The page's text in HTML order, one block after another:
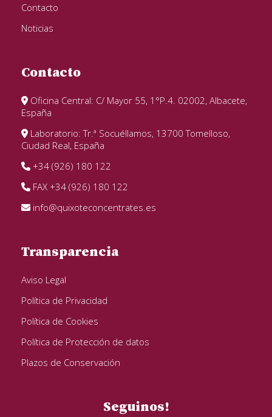
Contacto
Noticias
Contacto
Oficina Central: C/ Mayor 55, 1°P.4. 02002, Albacete,
España
Laboratorio: Tr.ª Socuéllamos, 13700 Tomelloso,
Ciudad Real, España
+34 (926) 180 122
FAX +34 (926) 180 122
info@quixoteconcentrates.es
Transparencia
Aviso Legal
Política de Privacidad
Política de Cookies
Política de Protección de datos
Plazos de Conservación
Seguinos!